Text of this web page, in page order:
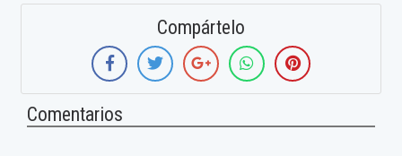
Compártelo
Comentarios